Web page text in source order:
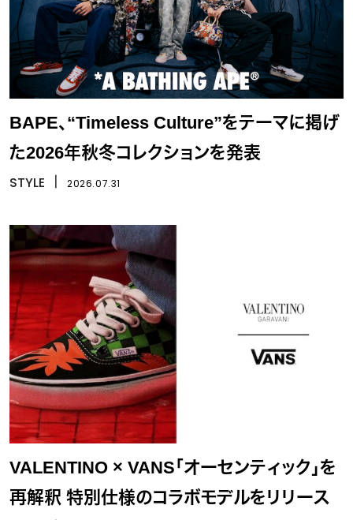
BAPE、“Timeless Culture”をテーマに掲げ
た2026年秋冬コレクションを発表
STYLE 2026.07.31
VALENTINO × VANS「オーセンティック」を
再解釈 特別仕様のコラボモデルをリリース